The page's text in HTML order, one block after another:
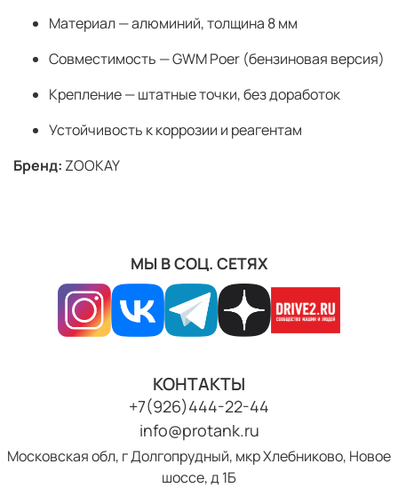
Материал — алюминий, толщина 8 мм
Совместимость — GWM Poer (бензиновая версия)
Крепление — штатные точки, без доработок
Устойчивость к коррозии и реагентам
Бренд: ZOOKAY
МЫ В СОЦ. СЕТЯХ
КОНТАКТЫ
+7(926)444-22-44
info@protank.ru
Московская обл, г Долгопрудный, мкр Хлебниково, Новое
шоссе, д 1Б